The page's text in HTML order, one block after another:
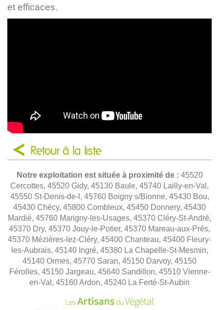
et efficaces.
Retour à la liste
Notre exploitation est située à proximité de : 45520
Cercottes, 45520 Gidy, 45130 Baule, 45740 Lailly-en-Val,
45550 St-Denis-de-l, 45760 Boigny s/Bionne, 45430 Bou,
45430 Chécy, 45800 Combleux, 45450 Donnery, 45430
Mardié, 45760 Marigny-les-Usages, 45370 Cléry-St-André,
45370 Dry, 45370 Jouy-le-Potier, 45370 Mareau-aux-Prés,
45370 Mézières-lez-Cléry, 45400 Chanteau, 45400 Fleury-
les-Aubrais, 45140 Ingré, 45380 La Chapelle-St-Mesmin,
45140 Ormes, 45770 Saran, 45150 Darvoy, 45150
Férolles, 45150 Jargeau, 45640 Sandillon, 45510 Vienne-
en-Val, 45160 Ardon, 45240 La Ferté-St-Aubin